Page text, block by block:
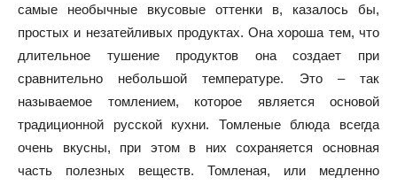
самые необычные вкусовые оттенки в, казалось бы,
простых и незатейливых продуктах. Она хороша тем, что
длительное тушение продуктов она создает при
сравнительно небольшой температуре. Это – так
называемое томлением, которое является основой
традиционной русской кухни. Томленые блюда всегда
очень вкусны, при этом в них сохраняется основная
часть полезных веществ. Томленая, или медленно